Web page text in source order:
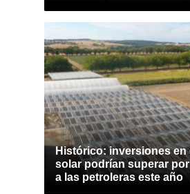
Histórico: inversiones en
solar podrían superar
a las petroleras este año